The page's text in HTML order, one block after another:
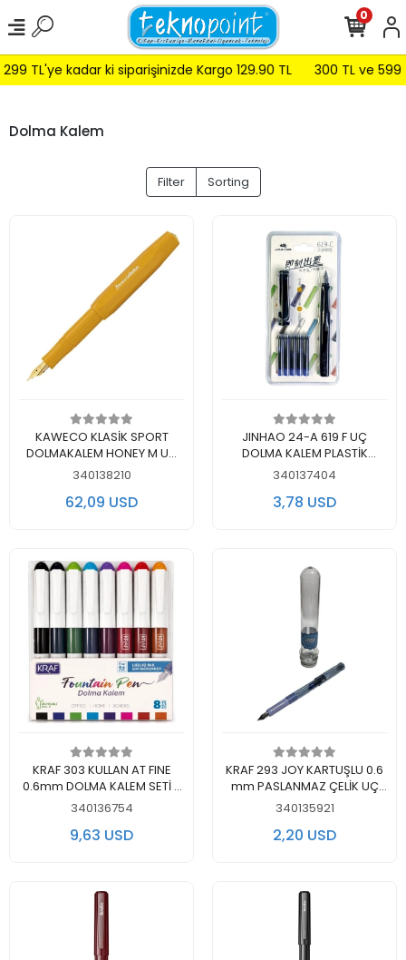
TL'ye kadar ki siparişinizde Kargo 129.90 TL 300 TL ve 599
0
Dolma Kalem
Filter Sorting
Add to cart
KAWECO KLASİK SPORT
DOLMAKALEM HONEY M UÇ
-11000390
340138210
62,09 USD
Add to cart
JINHAO 24-A 619 F UÇ
DOLMA KALEM PLASTİK
KARTELA 1 SET
340137404
3,78 USD
Add to cart
KRAF 303 KULLAN AT FINE
0.6mm DOLMA KALEM SETİ 8
Lİ (8 RENK) TEK PAKET
340136754
9,63 USD
Add to cart
KRAF 293 JOY KARTUŞLU 0.6
mm PASLANMAZ ÇELİK UÇ
DOLMA KALEM - TEKLİ
340135921
2,20 USD